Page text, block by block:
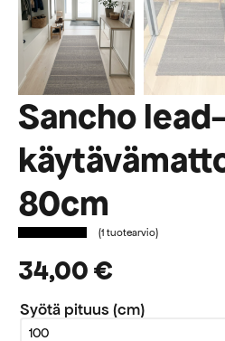
Sancho
80cm
(1tuotearvio)
34,00€
Syötä pituus (cm)